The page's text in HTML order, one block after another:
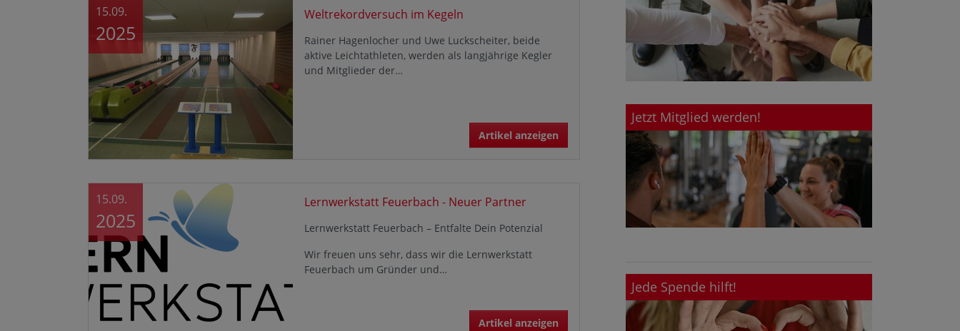
Weltrekordversuch im Kegeln
Rainer Hagenlocher und Uwe Luckscheiter, beide
aktive Leichtathleten, werden als langjährige Kegler
und Mitglieder der…
Artikel anzeigen
15.09.
2025
Lernwerkstatt Feuerbach - Neuer Partner
Lernwerkstatt Feuerbach – Entfalte Dein Potenzial
Wir freuen uns sehr, dass wir die Lernwerkstatt
Feuerbach um Gründer und…
Artikel anzeigen
15.09.
2025
Jetzt Mitglied werden!
Jede Spende hilft!